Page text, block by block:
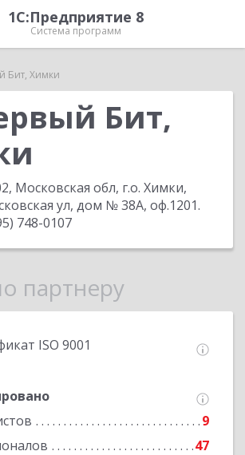
1С:Предприятие 8
Система программ
Бит, Химки
Бит,
Московская обл, г.о. Химки,
ул, дом № 38А, оф.1201.
748-0107
партнеру
ISO 9001
9
47